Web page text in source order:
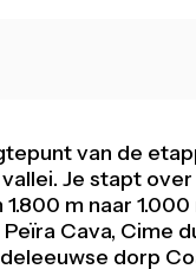
van de
Je stapt
1.800 m naar
Peïra Cava,
dorp